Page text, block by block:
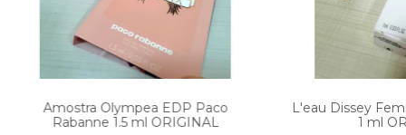
Amostra Olympea EDP Paco
Rabanne 1.5 ml ORIGINAL
L'eau Dissey
1 ml